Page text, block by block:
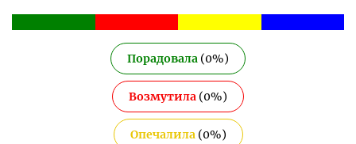
Порадовала (0%)
Возмутила (0%)
Опечалила(0%)